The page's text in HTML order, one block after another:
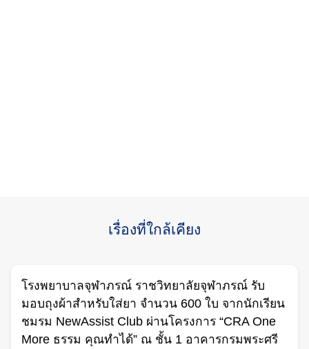
เรื่องที่ใกล้เคียง
โรงพยาบาลจุฬาภรณ์ ราชวิทยาลัยจุฬาภรณ์ รับ
มอบถุงผ้าสำหรับใส่ยา จำนวน 600 ใบ จากนักเรียน
ชมรม NewAssist Club ผ่านโครงการ “CRA One
More ธรรม คุณทำได้” ณ ชั้น 1 อาคารกรมพระศรี